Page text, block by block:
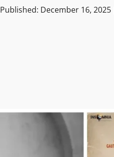
Published: December 16,